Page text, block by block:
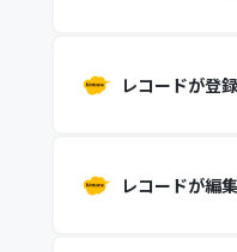
レコードが登
レコードが編